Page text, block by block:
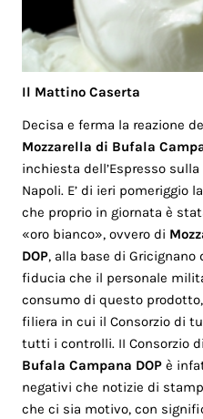
Il Mattino Caserta
Decisa e ferma la reazione
Mozzarella di Bufala
inchiesta dell’Espresso
Napoli. E’ di ieri pomeriggio
che proprio in giornata è
«oro bianco», ovvero di
DOP, alla base di Gricignano
fiducia che il personale
consumo di questo
filiera in cui il Consorzio di
tutti i controlli. II Consorzio
Bufala Campana DOP è
negativi che notizie di
che ci sia motivo, con